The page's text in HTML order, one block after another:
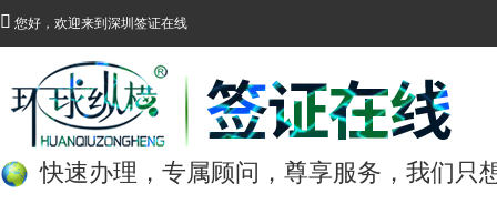
 您好，欢迎来到深圳签证在线
快速办理，专属顾问，尊享服务，我们只